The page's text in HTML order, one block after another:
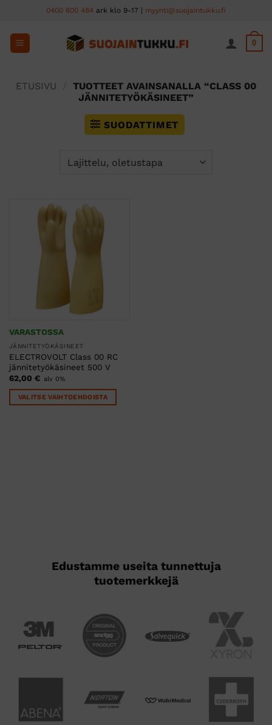
content
0400 600 484 ark klo 9-17 | myynti@suojaintukku.fi
0
ETUSIVU
TUOTTEET AVAINSANALLA “CLASS 00
JÄNNITETYÖKÄSINEET”
SUODATTIMET
VARASTOSSA
JÄNNITETYÖKÄSINEET
ELECTROVOLT Class 00 RC
jännitetyökäsineet 500 V
62,00 € alv 0%
VALITSE VAIHTOEHDOISTA
Edustamme useita tunnettuja
tuotemerkkejä